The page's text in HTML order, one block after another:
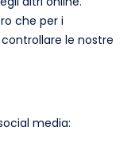
che per i
le nostre
media: